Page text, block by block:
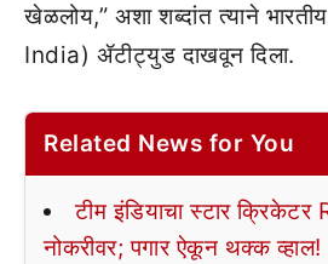
खेळलोय,” अशा शब्दांत त्याने
India) ॲटीट्युड दाखवून दिला.
Related News for You
टीम इंडियाचा स्टार क्रिकेटर
नोकरीवर; पगार ऐकून थक्क व्हाल!